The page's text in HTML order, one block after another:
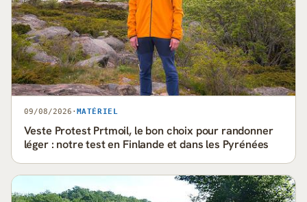
09/08/2026 · MATÉRIEL
Veste Protest Prtmoil, le bon choix pour randonner
léger : notre test en Finlande et dans les Pyrénées